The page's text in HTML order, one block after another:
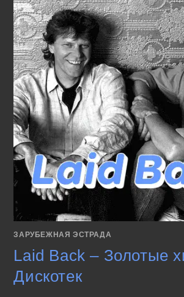
ЗАРУБЕЖНАЯ ЭСТРАДА
Laid Back – Золотые
Дискотек